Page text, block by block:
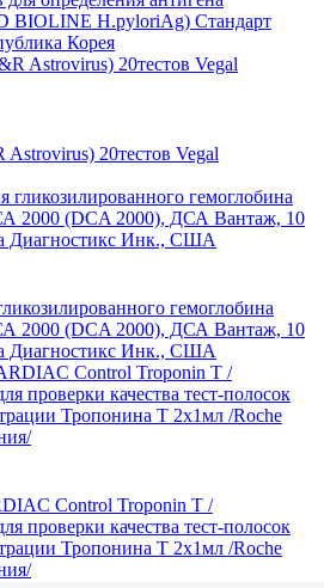
BIOLINE H.pyloriAg) Стандарт
Корея
20тестов Vegal
гемоглобина
2000 (DCA 2000), ДСА Вантаж, 10
Диагностикс Инк., США
Control Troponin T /
проверки качества тест-полосок
Тропонина Т 2х1мл /Roche